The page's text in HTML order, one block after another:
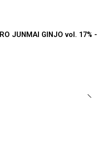
JUNMAI GINJO vol. 17% -